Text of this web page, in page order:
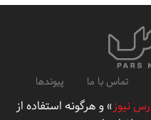
تماس با ما پیوندها
نیوز» و هرگونه استفاده از